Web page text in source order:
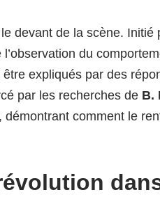
devant de la scène. Initié
du
expliqués par des
par les recherches de B.
démontrant comment le